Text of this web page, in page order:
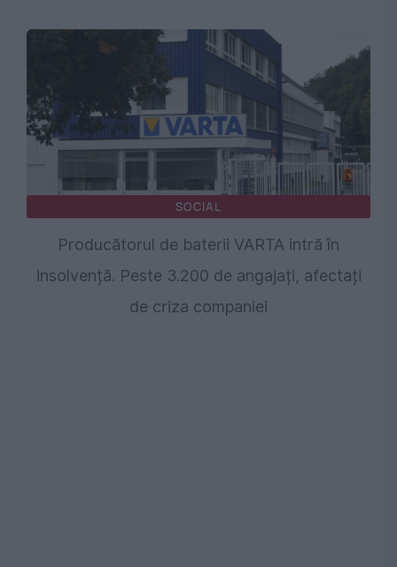
SOCIAL
Producătorul de baterii VARTA intră în
insolvență. Peste 3.200 de angajați, afectați
de criza companiei